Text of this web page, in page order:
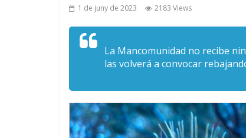
1 de juny de 2023 2183 Views
La Mancomunidad no recibe
las volverá a convocar